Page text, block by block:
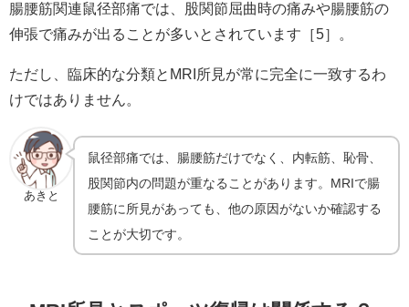
腸腰筋関連鼠径部痛では、股関節屈曲時の痛みや腸腰筋の
伸張で痛みが出ることが多いとされています［5］。
ただし、臨床的な分類とMRI所見が常に完全に一致するわ
けではありません。
あきと
鼠径部痛では、腸腰筋だけでなく、内転筋、恥骨、
股関節内の問題が重なることがあります。MRIで腸
腰筋に所見があっても、他の原因がないか確認する
ことが大切です。